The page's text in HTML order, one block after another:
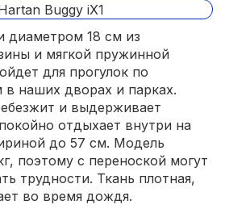
диаметром 18 см из
и мягкой пружинной
для прогулок по
наших дворах и парках.
и выдерживает
отдыхает внутри на
до 57 см. Модель
поэтому с переноской могут
трудности. Ткань плотная,
во время дождя.